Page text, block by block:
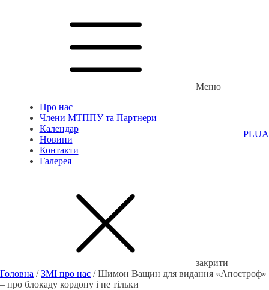
Меню
Про нас
Члени МТППУ та Партнери
Календар
Новини
Контакти
Галерея
закрити
PLUA
Головна / ЗМІ про нас / Шимон Ващин для видання «Апостроф»
– про блокаду кордону і не тільки